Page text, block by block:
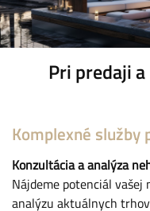
Pri predaji
Komplexné služby
Konzultácia a analýza
Nájdeme potenciál
analýzu aktuálnych